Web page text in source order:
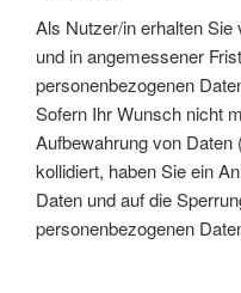
Als Nutzer/in erhalten
und in angemessener
personenbezogenen
Sofern Ihr Wunsch nicht
Aufbewahrung von
kollidiert, haben Sie ein
Daten und auf die
personenbezogenen